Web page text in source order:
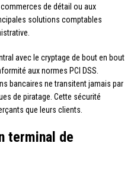
de détail ou aux
solutions comptables
avec le cryptage de bout en bout
aux normes PCI DSS.
bancaires ne transitent jamais par
de piratage. Cette sécurité
que leurs clients.
terminal de